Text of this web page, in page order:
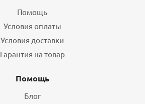
Помощь
Условия оплаты
Условия доставки
Гарантия на товар
Помощь
Блог